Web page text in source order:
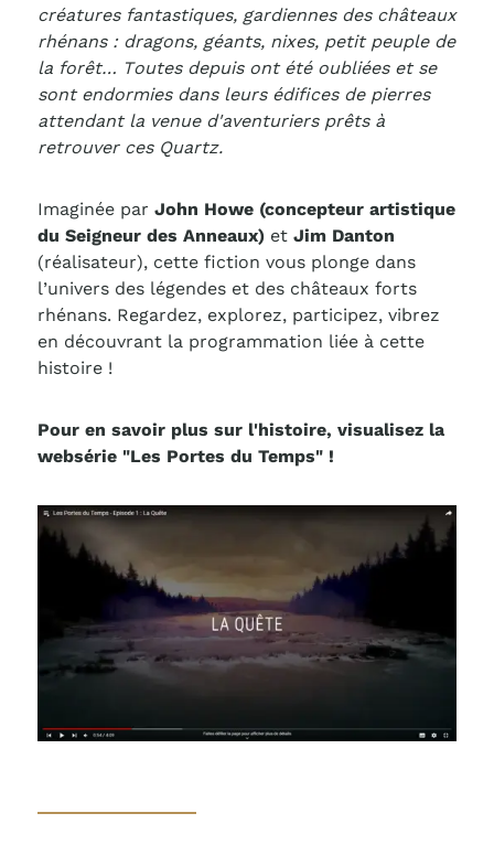
créatures fantastiques, gardiennes des châteaux
rhénans : dragons, géants, nixes, petit peuple de
la forêt… Toutes depuis ont été oubliées et se
sont endormies dans leurs édifices de pierres
attendant la venue d'aventuriers prêts à
retrouver ces Quartz.
Imaginée par John Howe (concepteur artistique
du Seigneur des Anneaux)et Jim Danton
(réalisateur), cette fiction vous plonge dans
l’univers des légendes et des châteaux forts
rhénans. Regardez, explorez, participez, vibrez
en découvrant la programmation liée à cette
histoire !
Pour en savoir plus sur l'histoire, visualisez la
websérie "Les Portes du Temps" !